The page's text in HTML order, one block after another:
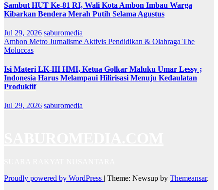
Sambut HUT Ke-81 RI, Wali Kota Ambon Imbau Warga
Kibarkan Bendera Merah Putih Selama Agustus
Jul 29, 2026 saburomedia
Ambon Metro Jurnalisme Aktivis Pendidikan & Olahraga The
Moluccas
Isi Materi LK-III HMI, Ketua Golkar Maluku Umar Lessy ;
Indonesia Harus Melampaui Hilirisasi Menuju Kedaulatan
Produktif
Jul 29, 2026 saburomedia
Proudly powered by WordPress | Theme: Newsup by Themeansar.